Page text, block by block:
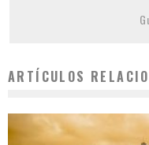
ARTÍCULOS